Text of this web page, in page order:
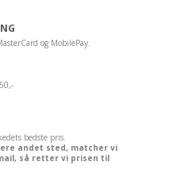
og MobilePay.
bedste pris.
andet sted, matcher vi
så retter vi prisen til